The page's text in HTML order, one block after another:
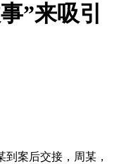
”来吸引
案后交接，周某，